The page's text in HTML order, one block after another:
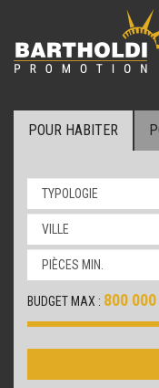
POUR HABITER
BUDGET MAX : 800 000